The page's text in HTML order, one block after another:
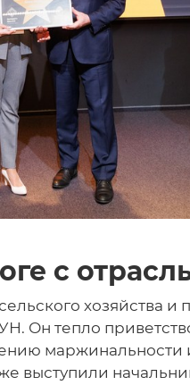
с
хозяйства и
Он тепло
выступили